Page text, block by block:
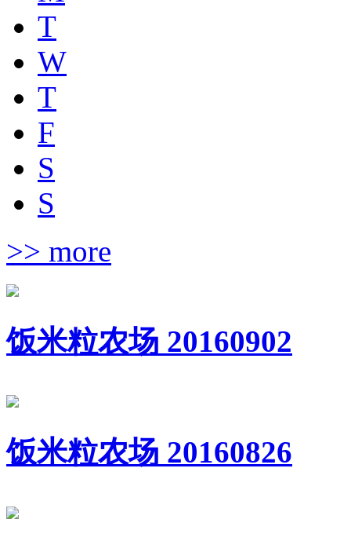
T
W
T
F
S
S
>> more
饭米粒农场 20160902
饭米粒农场 20160826